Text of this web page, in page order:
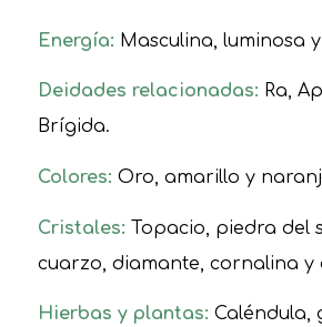
Energía: Masculina, luminosa
Deidades relacionadas: Ra,
Brígida.
Colores: Oro, amarillo y
Cristales: Topacio, piedra del
cuarzo, diamante, cornalina y
Hierbas y plantas: Caléndula,